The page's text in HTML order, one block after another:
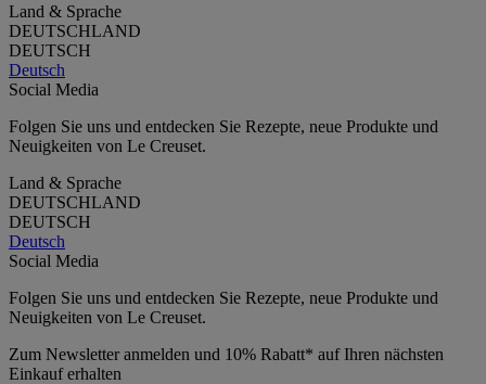
Land & Sprache
DEUTSCHLAND
DEUTSCH
Deutsch
Social Media
Folgen Sie uns und entdecken Sie Rezepte, neue Produkte und
Neuigkeiten von Le Creuset.
Land & Sprache
DEUTSCHLAND
DEUTSCH
Deutsch
Social Media
Folgen Sie uns und entdecken Sie Rezepte, neue Produkte und
Neuigkeiten von Le Creuset.
Zum Newsletter anmelden und 10% Rabatt* auf Ihren nächsten
Einkauf erhalten